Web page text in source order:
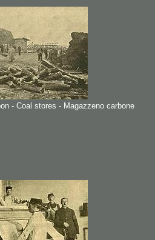
- Coal stores - Magazzeno carbone